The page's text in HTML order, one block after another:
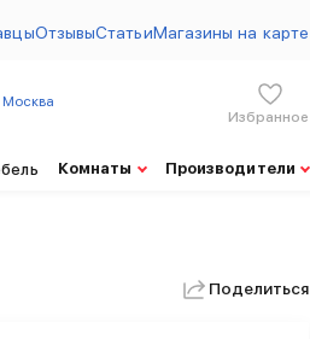
ОтзывыСтатьиМагазины на карте
Москва
Избранное
Комнаты Производители
Поделиться